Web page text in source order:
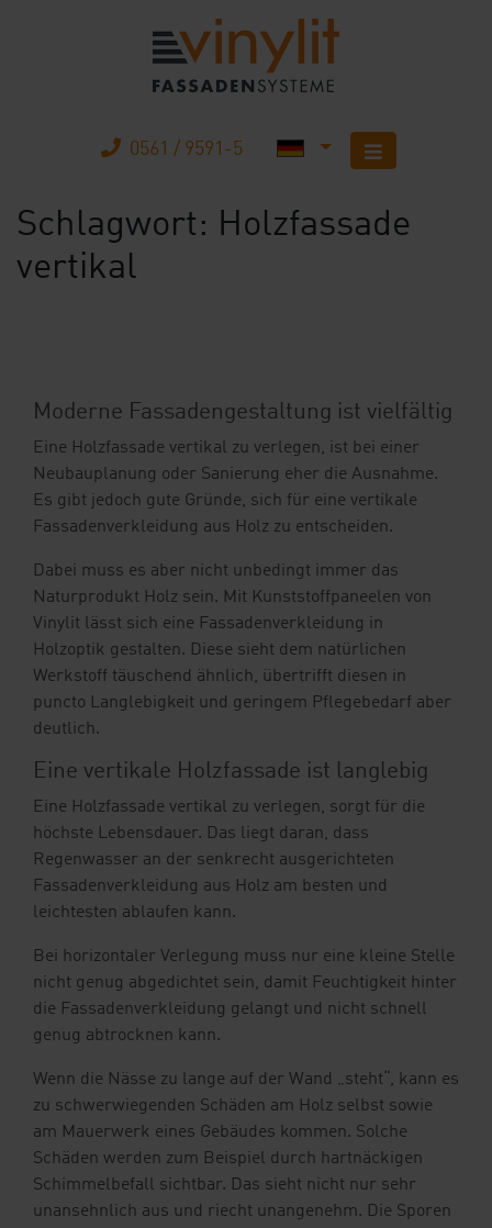
0561 / 9591-5
Startseite
Karriere
Mobilheimbau
Ihre Vorteile
Downloads
Blog
Shop
Kontakt
Schlagwort: Holzfassade
vertikal
Moderne Fassadengestaltung ist vielfältig
Eine Holzfassade vertikal zu verlegen, ist bei einer
Neubauplanung oder Sanierung eher die Ausnahme.
Es gibt jedoch gute Gründe, sich für eine vertikale
Fassadenverkleidung aus Holz zu entscheiden.
Dabei muss es aber nicht unbedingt immer das
Naturprodukt Holz sein. Mit Kunststoffpaneelen von
Vinylit lässt sich eine Fassadenverkleidung in
Holzoptik gestalten. Diese sieht dem natürlichen
Werkstoff täuschend ähnlich, übertrifft diesen in
puncto Langlebigkeit und geringem Pflegebedarf aber
deutlich.
Eine vertikale Holzfassade ist langlebig
Eine Holzfassade vertikal zu verlegen, sorgt für die
höchste Lebensdauer. Das liegt daran, dass
Regenwasser an der senkrecht ausgerichteten
Fassadenverkleidung aus Holz am besten und
leichtesten ablaufen kann.
Bei horizontaler Verlegung muss nur eine kleine Stelle
nicht genug abgedichtet sein, damit Feuchtigkeit hinter
die Fassadenverkleidung gelangt und nicht schnell
genug abtrocknen kann.
Wenn die Nässe zu lange auf der Wand „steht“, kann es
zu schwerwiegenden Schäden am Holz selbst sowie
am Mauerwerk eines Gebäudes kommen. Solche
Schäden werden zum Beispiel durch hartnäckigen
Schimmelbefall sichtbar. Das sieht nicht nur sehr
unansehnlich aus und riecht unangenehm. Die Sporen